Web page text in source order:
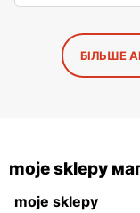
БІЛЬШЕ
moje sklepy
moje sklepy